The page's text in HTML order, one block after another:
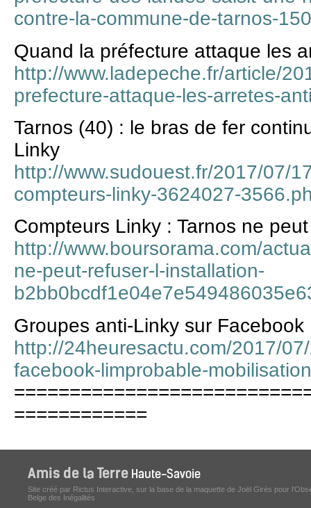
contre-la-commune-de-tarnos-
Quand la préfecture attaque les
http://www.ladepeche.fr/article/
prefecture-attaque-les-arretes-
Tarnos (40) : le bras de fer
Linky
http://www.sudouest.fr/2017/07/
compteurs-linky-3624027-
Compteurs Linky : Tarnos ne
http://www.boursorama.com/
ne-peut-refuser-l-installation-
Groupes anti-Linky sur Facebook
http://24heuresactu.com/2017/
facebook-limprobable-
============
Site créé par Rictus Interactive, sur la base de la maquette de Joël Girès pour
Belge des Inégalités